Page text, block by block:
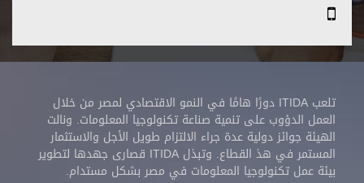
تلعب ITIDA دورًا هامًا في النمو الاقتصادي لمصر من خلال
العمل الدؤوب على تنمية صناعة تكنولوجيا المعلومات. ونالت
الهيئة جوائز دولية عدة جراء الالتزام طويل الأجل والاستثمار
المستمر في هذ القطاع. وتبذل ITIDA قصارى جهدها لتطوير
بيئة عمل تكنولوجيا المعلومات في مصر بشكل مستدام.